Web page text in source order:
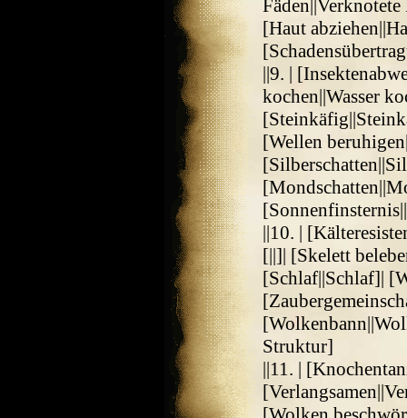
Fäden||Verknotete
[Haut
||9. |
kochen||Wasser
[Wellen
||10. |
[||]| [Skelett
[Schlaf||Schlaf]|
Struktur]
||11. |